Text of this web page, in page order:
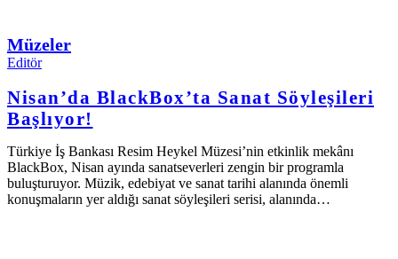
Müzeler
Editör
Nisan’da BlackBox’ta Sanat Söyleşileri
Başlıyor!
Türkiye İş Bankası Resim Heykel Müzesi’nin etkinlik mekânı
BlackBox, Nisan ayında sanatseverleri zengin bir programla
buluşturuyor. Müzik, edebiyat ve sanat tarihi alanında önemli
konuşmaların yer aldığı sanat söyleşileri serisi, alanında…